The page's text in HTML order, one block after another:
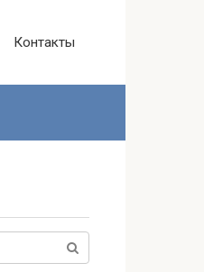
Контакты